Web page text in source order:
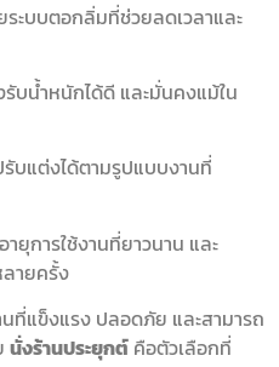
ระบบตอกลิ่มที่ช่วยลดเวลาและ
รับน้ำหนักได้ดี และมั่นคงแม้ใน
บแต่งได้ตามรูปแบบงานที่
ายุการใช้งานที่ยาวนาน และ
ายครั้ง
ที่แข็งแรง ปลอดภัย และสามารถ
นั่งร้านประยุกต์ คือตัวเลือกที่